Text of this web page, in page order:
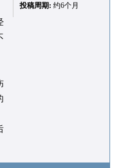
投稿周期: 约6个月